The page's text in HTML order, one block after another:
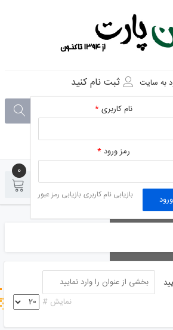
به سایت
نام کاربری*
رمز ورود*
ورود بازیابی نام کاربری بازیابی رمز عبور
ثبت نام کنید
فروشگاه
فروشگاه
0
نمایش #